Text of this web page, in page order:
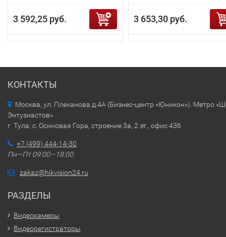
3 592,25 руб. 3 653,30 руб.
КОНТАКТЫ
Москва, ул. Плеханова д.4А (Бизнес-центр «Юникон»). Метро
Энтузиастов»
г. Тула, с. Осиновая Гора, строение 3а, 2 эт., офис 436
+7 (499) 444-14-30
Пн—Пт 09:00—18:00
zakaz@hikvision24.ru
РАЗДЕЛЫ
Видеокамеры
Видеорегистраторы